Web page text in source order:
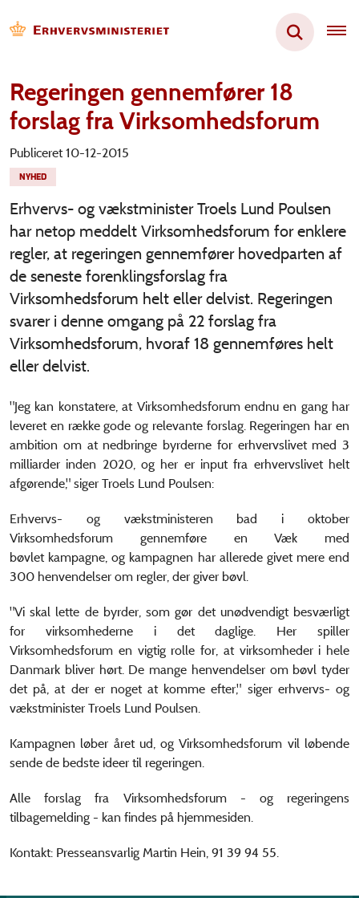
Regeringen gennemfører 18
forslag fra Virksomhedsforum
Publiceret 10-12-2015
NYHED
Erhvervs- og vækstminister Troels Lund Poulsen
har netop meddelt Virksomhedsforum for enklere
regler, at regeringen gennemfører hovedparten af
de seneste forenklingsforslag fra
Virksomhedsforum helt eller delvist. Regeringen
svarer i denne omgang på 22 forslag fra
Virksomhedsforum, hvoraf 18 gennemføres helt
eller delvist.
"Jeg kan konstatere, at Virksomhedsforum endnu en gang har
leveret en række gode og relevante forslag. Regeringen har en
ambition om at nedbringe byrderne for erhvervslivet med 3
milliarder inden 2020, og her er input fra erhvervslivet helt
afgørende," siger Troels Lund Poulsen:
Erhvervs- og vækstministeren bad i oktober
Virksomhedsforum gennemføre en Væk med
bøvlet kampagne, og kampagnen har allerede givet mere end
300 henvendelser om regler, der giver bøvl.
"Vi skal lette de byrder, som gør det unødvendigt besværligt
for virksomhederne i det daglige. Her spiller
Virksomhedsforum en vigtig rolle for, at virksomheder i hele
Danmark bliver hørt. De mange henvendelser om bøvl tyder
det på, at der er noget at komme efter," siger erhvervs- og
vækstminister Troels Lund Poulsen.
Kampagnen løber året ud, og Virksomhedsforum vil løbende
sende de bedste ideer til regeringen.
Alle forslag fra Virksomhedsforum - og regeringens
tilbagemelding - kan findes på hjemmesiden.
Kontakt: Presseansvarlig Martin Hein, 91 39 94 55.